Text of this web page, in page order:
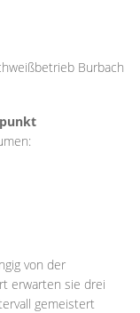
Burbach
von der
erwarten sie drei
gemeistert